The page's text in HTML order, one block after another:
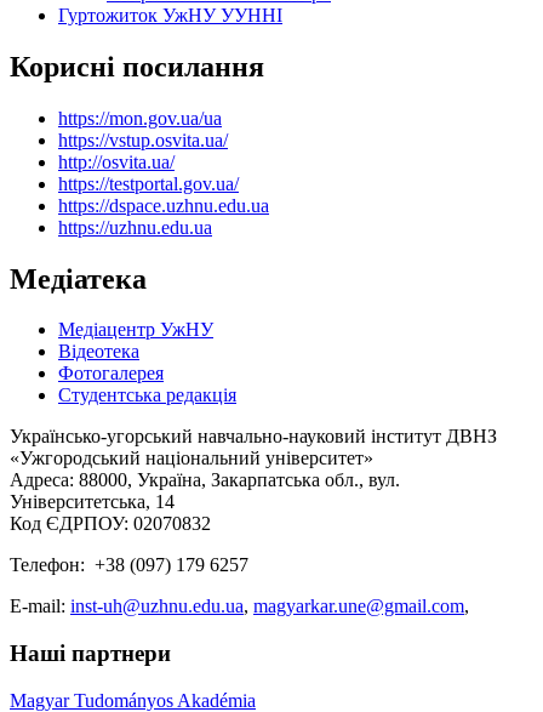
Гуртожиток УжНУ УУННІ
Корисні посилання
https://mon.gov.ua/ua
https://vstup.osvita.ua/
http://osvita.ua/
https://testportal.gov.ua/
https://dspace.uzhnu.edu.ua
https://uzhnu.edu.ua
Медіатека
Медіацентр УжНУ
Відеотека
Фотогалерея
Студентська редакція
Українсько-угорський навчально-науковий інститут ДВНЗ
«Ужгородський національний університет»
Адреса: 88000, Україна, Закарпатська обл., вул.
Університетська, 14
Код ЄДРПОУ: 02070832
Телефон: +38 (097) 179 6257
E-mail: inst-uh@uzhnu.edu.ua, magyarkar.une@gmail.com,
Наші партнери
Magyar Tudományos Akadémia